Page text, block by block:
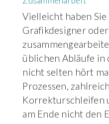
Vielleicht haben
Grafikdesigner
üblichen Abläufe in
nicht selten hört
Prozessen,
Korrekturschleifen
am Ende nicht den